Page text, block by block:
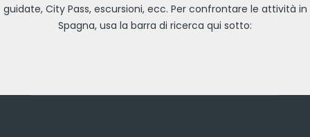
guidate, City Pass, escursioni, ecc. Per confrontare le attività in
Spagna, usa la barra di ricerca qui sotto: